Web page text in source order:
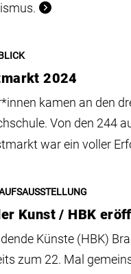
2024
kamen an den
Von den 244
war ein voller
Kunst / HBK
Künste (HBK)
zum 22. Mal